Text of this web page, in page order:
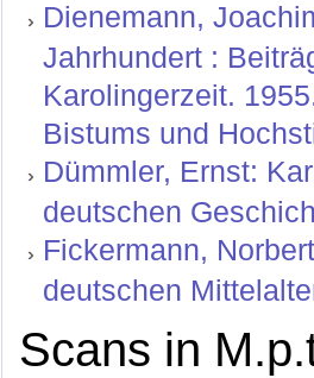
Dienemann,
Jahrhundert :
Karolingerzeit.
Bistums und
Dümmler, Ernst:
deutschen
Fickermann,
deutschen
Scans in